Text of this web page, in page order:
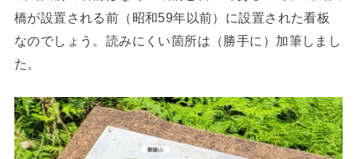
橋が設置される前（昭和59年以前）に設置された看板
なのでしょう。読みにくい箇所は（勝手に）加筆しまし
た。